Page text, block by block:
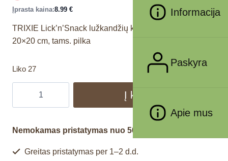
Informacija
Paskyra
Apie mus
Įprasta kaina:8.99 €
TRIXIE Lick’n’Snack lužkandžių kilimėlis, silikonas,
20×20 cm, tams. pilka
Liko 27
Į krepšelį
Nemokamas pristatymas nuo 50€
Greitas pristatymas per 1–2 d.d.